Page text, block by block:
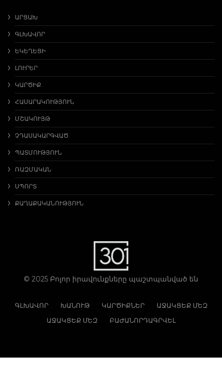
ԱՐՑԱԽ
ԳԼԽԱՎՈՐ
ԵԿԵՂԵՑԻ
ԼՈՒՐԵՐ
ԿԱՐԾԻՔ
ՀԱՍԱՐԱԿՈՒԹՅՈՒՆ
ՄՇԱԿՈՒՅԹ
ՉԴԱՍԱԿԱՐԳՎԱԾ
ՊԱՏՄՈՒԹՅՈՒՆ
ՌԱԶՄԱԿԱՆ
ՍՊՈՐՏ
ՔԱՂԱՔԱԿԱՆՈՒԹՅՈՒՆ
© 2025 Բոլոր իրավունքները պաշտպանված են
ԳԼԽԱՎՈՐ ԽԱՆՈՒԹ ԿԱՐԾԻՔՆԵՐ
ԱՋԱԿՑԵՔ ՄԵԶ
ԱՋԱԿՑԵՔ ՄԵԶ
ԲԱԺԱՆՈՐԴԱԳՐՎԵԼ